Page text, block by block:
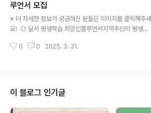
된 블로그 계정 소지자 및 활용에 능통한 자 ◎ 기간 및 일
정- 2025년 3월 6일(목) ~ 4월 9일(수) 16:00- 전형방
법 : 기자단 모집 배점표에 따른 고득점자 선발· 1차 : 서류
전형· 2차 : 최종 기자단(6명) 선발 ◎ 모집 인원- 총6명
(블로그 기자) ◎ 지원 방법- 모집 기간 중 지원서를 ..
루언서 모집
※ 더 자세한 정보가 궁금하신 분들은 이미지를 클릭해주세
요! ◎ 달서 평생학습 희망인플루언서지역주민의 평생학
망인플루언서를 다음과 같이 모집하오니 많은 관심과 참여
및 활동이 활발한 사람- 홍보관련분야(SNS 등)에 경력 및
활동이 활발한 사람 ◎ 제출서류- 지원서[서식 1]- 달서평
생학습관련 자유 주제 활동일지[서식 2]- 개인정보 제공·
0 0 2025. 3. 31.
이 블로그 인기글